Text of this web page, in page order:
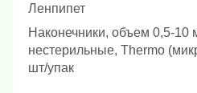
Ленпипет
Наконечники, объем 0,5-10
нестерильные, Thermo
шт/упак